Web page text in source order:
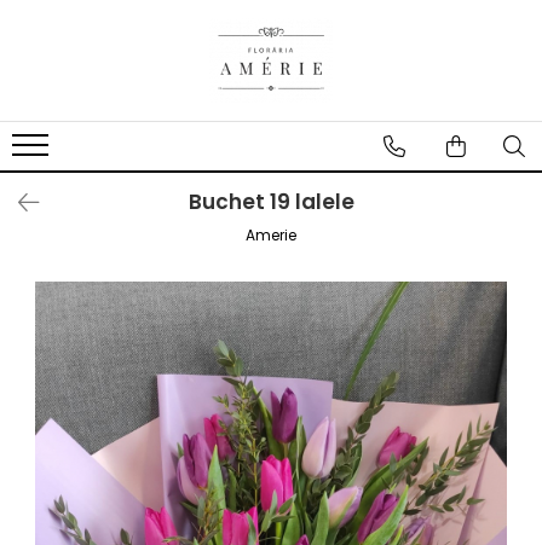
Buchet 19 lalele
Amerie